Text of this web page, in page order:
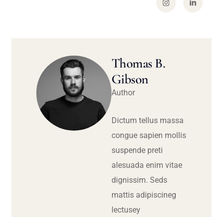
Thomas B.
Gibson
Author
Dictum tellus massa
congue sapien mollis
suspende preti
alesuada enim vitae
dignissim. Seds
mattis adipiscineg
lectusey